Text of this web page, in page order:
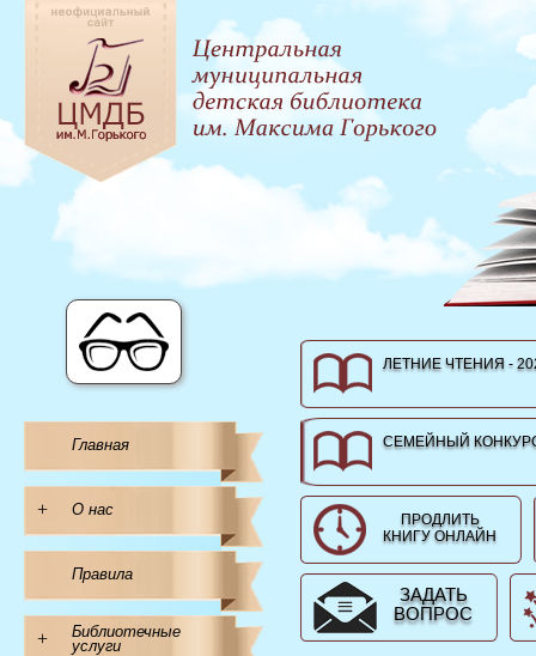
Главная
+ О нас
Правила
+
Библиотечные
услуги
ЛЕТНИЕ ЧТЕНИЯ -
СЕМЕЙНЫЙ
ПРОДЛИТЬ
КНИГУ ОНЛАЙН
ЗАДАТЬ
ВОПРОС